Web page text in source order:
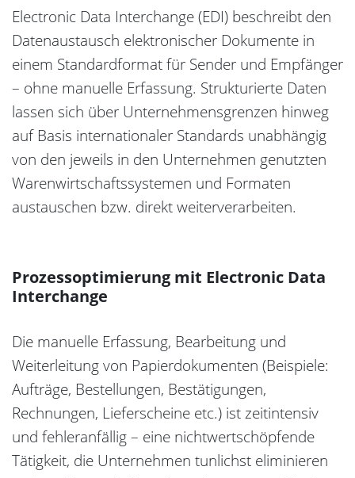
Electronic Data Interchange (EDI) beschreibt den
Datenaustausch elektronischer Dokumente in
einem Standardformat für Sender und Empfänger
– ohne manuelle Erfassung. Strukturierte Daten
lassen sich über Unternehmensgrenzen hinweg
auf Basis internationaler Standards unabhängig
von den jeweils in den Unternehmen genutzten
Warenwirtschaftssystemen und Formaten
austauschen bzw. direkt weiterverarbeiten.
Prozessoptimierung mit Electronic Data
Interchange
Die manuelle Erfassung, Bearbeitung und
Weiterleitung von Papierdokumenten (Beispiele:
Aufträge, Bestellungen, Bestätigungen,
Rechnungen, Lieferscheine etc.) ist zeitintensiv
und fehleranfällig – eine nichtwertschöpfende
Tätigkeit, die Unternehmen tunlichst eliminieren